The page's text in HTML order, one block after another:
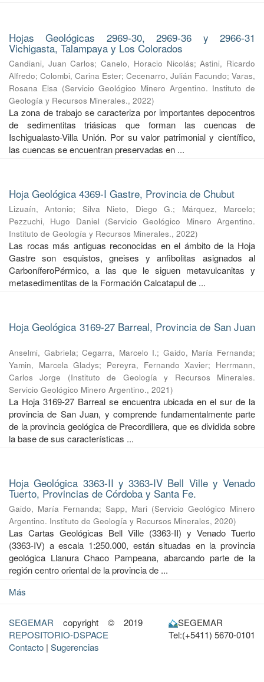
Hojas Geológicas 2969-30, 2969-36 y 2966-31
Vichigasta, Talampaya y Los Colorados
Candiani, Juan Carlos;Canelo, Horacio Nicolás;Astini, Ricardo
Alfredo; Colombi, Carina Ester; Cecenarro, Julián Facundo; Varas,
Rosana Elsa (Servicio Geológico Minero Argentino. Instituto de
Geología y Recursos Minerales., 2022)
La zona de trabajo se caracteriza por importantes depocentros
de sedimentitas triásicas que forman las cuencas de
Ischigualasto-Villa Unión. Por su valor patrimonial y cientíﬁco,
las cuencas se encuentran preservadas en ...
Hoja Geológica 4369-I Gastre, Provincia de Chubut
Lizuaín, Antonio; Silva Nieto, Diego G.; Márquez, Marcelo;
Pezzuchi, Hugo Daniel (Servicio Geológico Minero Argentino.
Instituto de Geología y Recursos Minerales., 2022)
Las rocas más antiguas reconocidas en el ámbito de la Hoja
Gastre son esquistos, gneises y anfibolitas asignados al
CarboníferoPérmico, a las que le siguen metavulcanitas y
metasedimentitas de la Formación Calcatapul de ...
Hoja Geológica 3169-27 Barreal, Provincia de San Juan
Anselmi, Gabriela;Cegarra, Marcelo I.; Gaido, María Fernanda;
Yamin, Marcela Gladys; Pereyra, Fernando Xavier; Herrmann,
Carlos Jorge
(Instituto de Geología y Recursos Minerales.
Servicio Geológico Minero Argentino., 2021)
La Hoja 3169-27 Barreal se encuentra ubicada en el sur de la
provincia de San Juan, y comprende fundamentalmente parte
de la provincia geológica de Precordillera, que es dividida sobre
la base de sus características ...
Hoja Geológica 3363-II y 3363-IV Bell Ville y Venado
Tuerto, Provincias de Córdoba y Santa Fe.
Gaido, María Fernanda; Sapp, Mari (Servicio Geológico Minero
Argentino. Instituto de Geología y Recursos Minerales, 2020)
Las Cartas Geológicas Bell Ville (3363-II) y Venado Tuerto
(3363-IV) a escala 1:250.000, están situadas en la provincia
geológica Llanura Chaco Pampeana, abarcando parte de la
región centro oriental de la provincia de ...
Más
SEGEMAR copyright © 2019
REPOSITORIO-DSPACE
Contacto | Sugerencias
SEGEMAR
Tel:(+5411) 5670-0101